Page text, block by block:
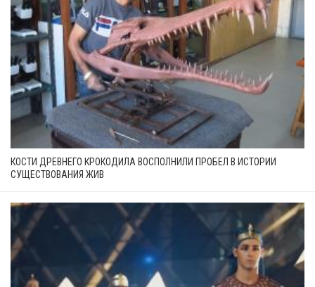
КОСТИ ДРЕВНЕГО КРОКОДИЛА ВОСПОЛНИЛИ ПРОБЕЛ В ИСТОРИИ
СУЩЕСТВОВАНИЯ ЖИВ